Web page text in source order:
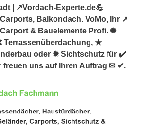
| ↗️Vordach-Experte.de💪
Balkondach. VoMo, Ihr ↗️
& Bauelemente Profi. ✺
Terrassenüberdachung, ★
oder ✹ Sichtschutz für ✔️
freuen uns auf Ihren Auftrag ✉ ✔.